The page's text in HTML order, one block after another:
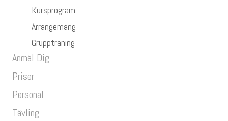
Kursprogram
Arrangemang
Gruppträning
Anmäl Dig
Priser
Personal
Tävling